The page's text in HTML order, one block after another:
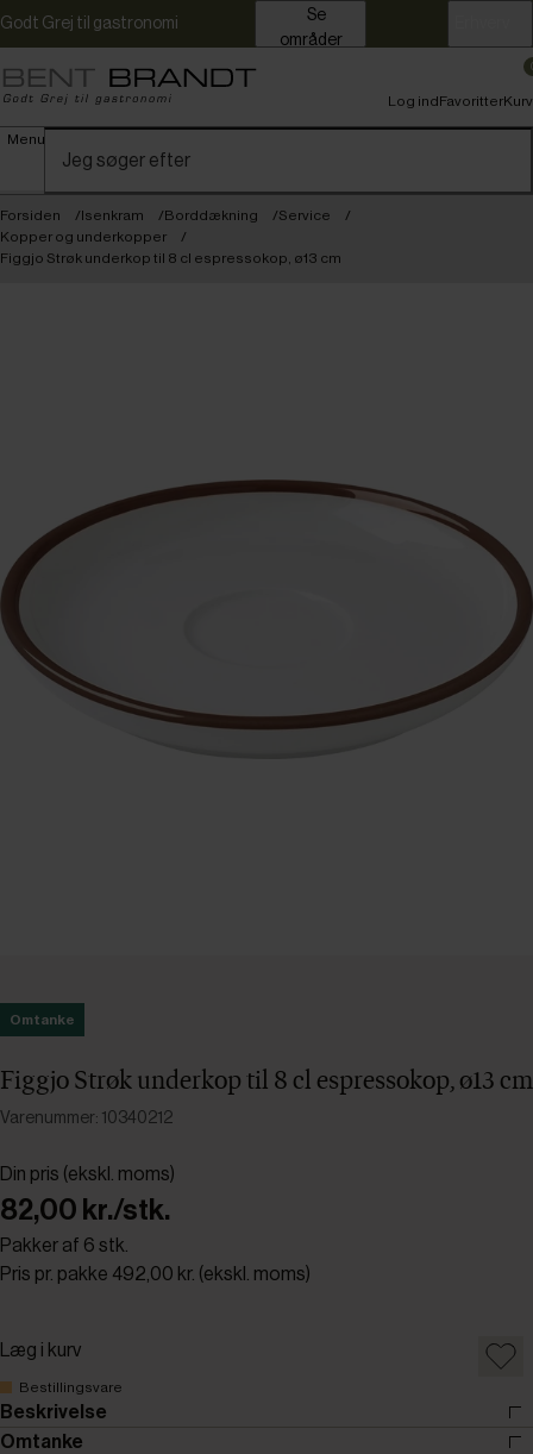
Godt Grej til gastronomi
områder
Menu
Log indFavoritterKurv
Forsiden Isenkram Borddækning
Service
Kopper og underkopper
Figgjo Strøk underkop til 8 cl espressokop, ø13 cm
Omtanke
Figgjo Strøk underkop til 8 cl espressokop, ø13 cm
Varenummer: 10340212
Din pris (ekskl. moms)
82,00 kr./stk.
Pakker af 6 stk.
Pris pr. pakke 492,00 kr. (ekskl. moms)
Læg i kurv
Bestillingsvare
Beskrivelse
Omtanke